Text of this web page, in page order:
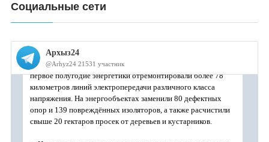
Социальные сети